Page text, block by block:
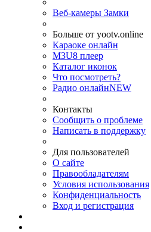
Веб-камеры Замки
Больше от yootv.online
Караоке онлайн
M3U8 плеер
Каталог иконок
Что посмотреть?
Радио онлайнNEW
Контакты
Сообщить о проблеме
Написать в поддержку
Для пользователей
О сайте
Правообладателям
Условия использования
Конфиденциальность
Вход и регистрация